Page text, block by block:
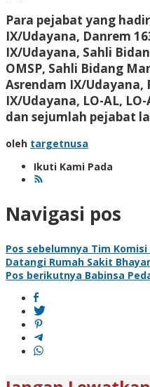
Para pejabat yang
IX/Udayana, Danrem
IX/Udayana, Sahli
OMSP, Sahli Bidang
Asrendam IX/Udayana,
IX/Udayana, LO-AL,
dan sejumlah pejabat
oleh targetnusa
Ikuti Kami Pada
Navigasi pos
Pos sebelumnya Tim Komisi
Datangi Rumah Sakit
Pos berikutnya Babinsa